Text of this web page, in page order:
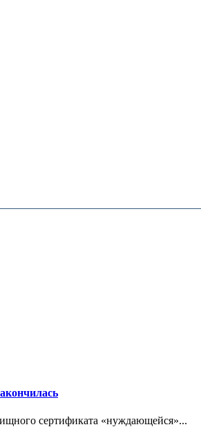
сертификата «нуждающейся»...